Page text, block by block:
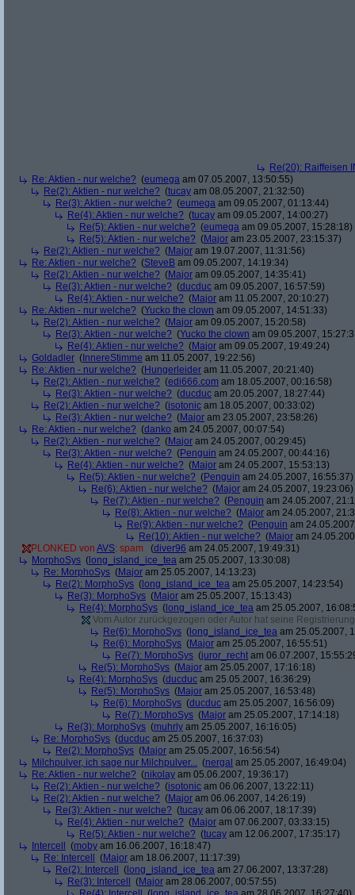
Re(20): Raiffeisen
Re: Aktien - nur welche? (eumega am 07.05.2007, 13:50:55)
Re(2): Aktien - nur welche? (tucay am 08.05.2007, 21:32:50)
Re(3): Aktien - nur welche? (eumega am 09.05.2007, 01:13:44)
Re(4): Aktien - nur welche? (tucay am 09.05.2007, 14:00:27)
Re(5): Aktien - nur welche? (eumega am 09.05.2007, 15:28:18)
Re(5): Aktien - nur welche? (Major am 23.05.2007, 23:15:37)
Re(2): Aktien - nur welche? (Major am 19.07.2007, 11:31:56)
Re: Aktien - nur welche? (SteveB am 09.05.2007, 14:19:34)
Re(2): Aktien - nur welche? (Major am 09.05.2007, 14:35:41)
Re(3): Aktien - nur welche? (ducduc am 09.05.2007, 16:57:59)
Re(4): Aktien - nur welche? (Major am 11.05.2007, 20:10:27)
Re: Aktien - nur welche? (Yucko the clown am 09.05.2007, 14:51:33)
Re(2): Aktien - nur welche? (Major am 09.05.2007, 15:20:58)
Re(3): Aktien - nur welche? (Yucko the clown am 09.05.2007,
Re(4): Aktien - nur welche? (Major am 09.05.2007, 19:49:24)
Goldadler ( InnereStimme am 11.05.2007, 19:22:56)
Re: Aktien - nur welche? (Hungerleider am 11.05.2007, 20:21:40)
Re(2): Aktien - nur welche? (edi666.com am 18.05.2007, 00:16:58)
Re(3): Aktien - nur welche? (ducduc am 20.05.2007, 18:27:44)
Re(2): Aktien - nur welche? (isotonic am 18.05.2007, 00:33:02)
Re(3): Aktien - nur welche? (Major am 23.05.2007, 23:58:26)
Re: Aktien - nur welche? (danko am 24.05.2007, 00:07:54)
Re(2): Aktien - nur welche? (Major am 24.05.2007, 00:29:45)
Re(3): Aktien - nur welche? (Penguin am 24.05.2007, 00:44:16)
Re(4): Aktien - nur welche? (Major am 24.05.2007, 15:53:13)
Re(5): Aktien - nur welche? (Penguin am 24.05.2007, 16:55:37)
Re(6): Aktien - nur welche? (Major am 24.05.2007, 19:23:06)
Re(7): Aktien - nur welche? (Penguin am 24.05.2007,
Re(8): Aktien - nur welche? (Major am 24.05.2007,
Re(9): Aktien - nur welche? (Penguin am
Re(10): Aktien - nur welche? (Major am
PLONKED von AVS: spam (diver96 am 24.05.2007, 19:49:31)
MorphoSys ( long_island_ice_tea am 25.05.2007, 13:30:08)
Re: MorphoSys (Major am 25.05.2007, 14:13:23)
Re(2): MorphoSys ( long_island_ice_tea am 25.05.2007, 14:23:54)
Re(3): MorphoSys (Major am 25.05.2007, 15:13:43)
Re(4): MorphoSys ( long_island_ice_tea am 25.05.2007,
Vom Autor zurückgezogen oder Autor hat seine
Re(6): MorphoSys ( long_island_ice_tea am 25.05.2007,
Re(6): MorphoSys (Major am 25.05.2007, 16:55:51)
Re(7): MorphoSys (juror_recht am 06.07.2007,
Re(5): MorphoSys (Major am 25.05.2007, 17:16:18)
Re(4): MorphoSys (ducduc am 25.05.2007, 16:36:29)
Re(5): MorphoSys (Major am 25.05.2007, 16:53:48)
Re(6): MorphoSys (ducduc am 25.05.2007, 16:56:09)
Re(7): MorphoSys (Major am 25.05.2007, 17:14:18)
Re(3): MorphoSys (muhrly am 25.05.2007, 16:16:05)
Re: MorphoSys (ducduc am 25.05.2007, 16:37:03)
Re(2): MorphoSys (Major am 25.05.2007, 16:56:54)
Milchpulver, ich sage nur Milchpulver... (nergal am 25.05.2007, 16:49:04)
Re: Aktien - nur welche? (nikolay am 05.06.2007, 19:36:17)
Re(2): Aktien - nur welche? (isotonic am 06.06.2007, 13:22:11)
Re(2): Aktien - nur welche? (Major am 06.06.2007, 14:26:19)
Re(3): Aktien - nur welche? (tucay am 06.06.2007, 18:17:39)
Re(4): Aktien - nur welche? (Major am 07.06.2007, 03:33:15)
Re(5): Aktien - nur welche? (tucay am 12.06.2007, 17:35:17)
Intercell
(moby am 16.06.2007, 16:18:47)
Re: Intercell
(Major am 18.06.2007, 11:17:39)
Re(2): Intercell
( long_island_ice_tea am 27.06.2007, 13:37:28)
Re(3): Intercell
(Major am 28.06.2007, 00:57:55)